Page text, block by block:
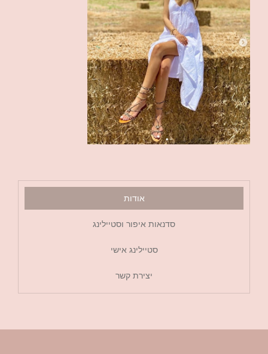
אודות
סדנאות איפור וסטיילינג
סטיילינג אישי
יצירת קשר